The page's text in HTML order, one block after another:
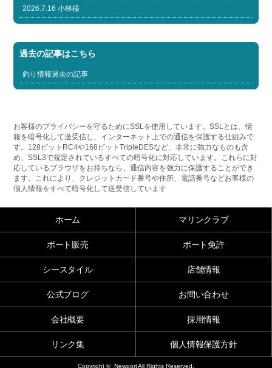
2026.7.16 小林様
過去の記事はこちら
釣り情報過去の記事
お客様のプライバシーを守るためにSSLを使用しています。SSLとは、情
報を暗号化して送受信し、インターネット上での通信を保護する仕組みで
す。128ビットRC4や168ビットTripleDESなど、非常に強力なものも含
め、SSL3で規定されているすべての暗号化に対応しています。これらに対
応しているブラウザをお持ちなら、通信内容を強力に保護することができ
ます。これにより、クレジットカード番号や住所、電話番号などお客様の
個人情報をすべて暗号化して送受信しています
ホーム マリンクラブ
ボート販売 ボート免許
シースタイル 店舗情報
公式ブログ お問い合わせ
会社概要 採用情報
リンク集 個人情報保護方針
Copyright © Newport All Rights Reserved.